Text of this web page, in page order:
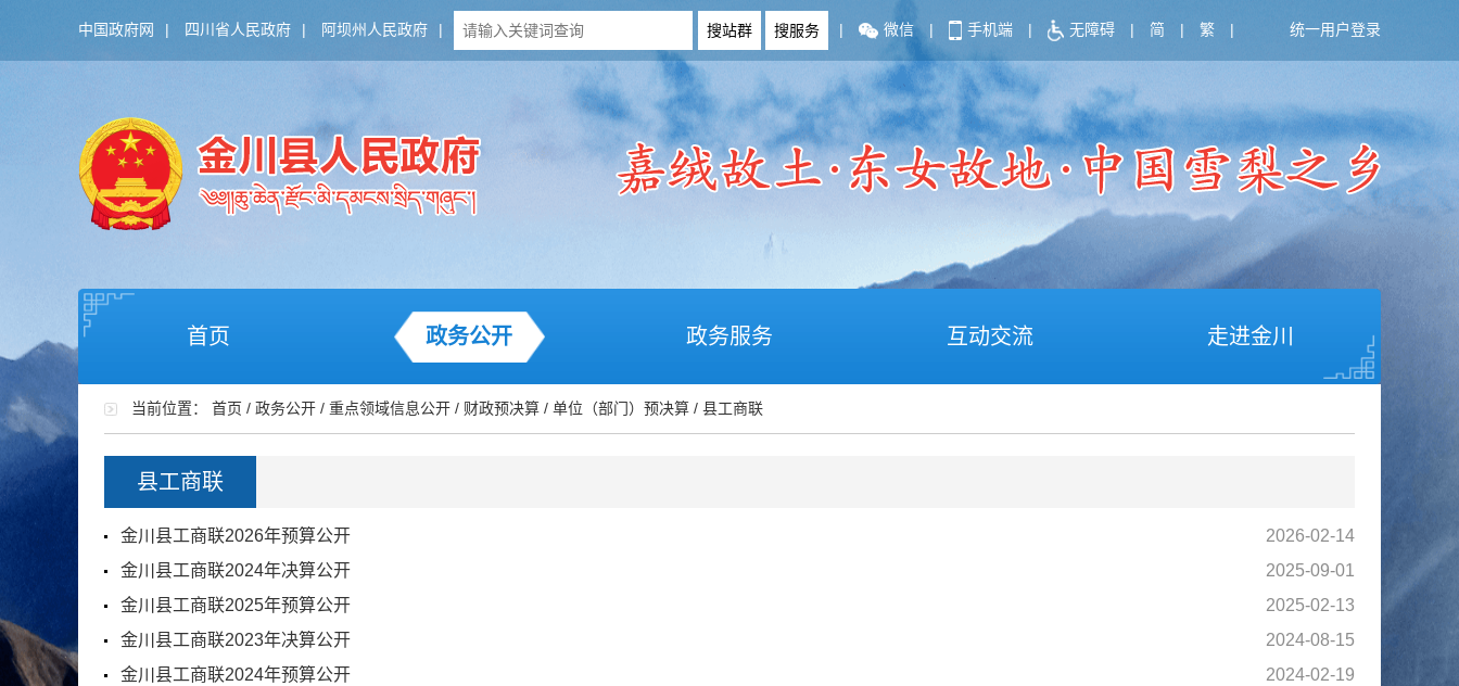
中国政府网 | 四川省人民政府 | 阿坝州人民政府 | | 微信 | 手机端 | 无障碍 | 简 | 繁 | 统一用户登录
首页 政务公开 政务服务 互动交流 走进金川
当前位置： 首页 / 政务公开 / 重点领域信息公开 / 财政预决算 / 单位（部门）预决算 / 县工商联
县工商联
金川县工商联2026年预算公开
2026-02-14
金川县工商联2024年决算公开
2025-09-01
金川县工商联2025年预算公开
2025-02-13
金川县工商联2023年决算公开
2024-08-15
金川县工商联2024年预算公开
2024-02-19